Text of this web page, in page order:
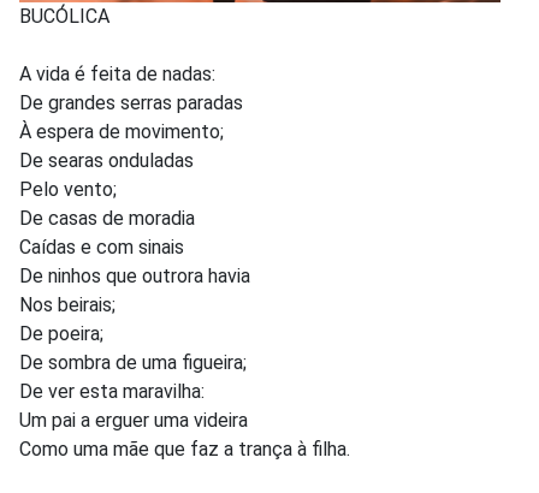
BUCÓLICA
A vida é feita de nadas:
De grandes serras paradas
À espera de movimento;
De searas onduladas
Pelo vento;
De casas de moradia
Caídas e com sinais
De ninhos que outrora havia
Nos beirais;
De poeira;
De sombra de uma figueira;
De ver esta maravilha:
Um pai a erguer uma videira
Como uma mãe que faz a trança à filha.